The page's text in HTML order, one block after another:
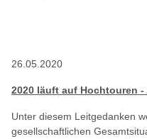
26.05.2020
2020 läuft auf Hochtouren
Unter diesem Leitgedanken
gesellschaftlichen